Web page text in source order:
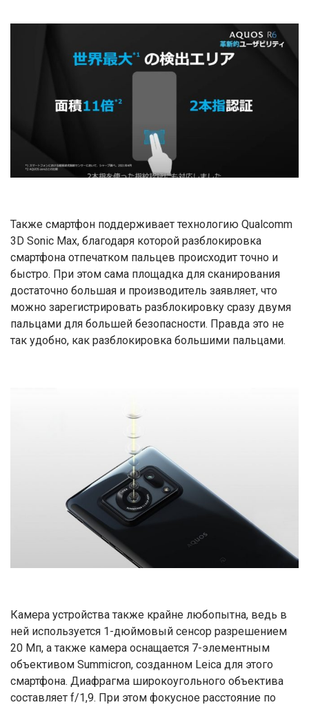
Также смартфон поддерживает технологию Qualcomm
3D Sonic Max, благодаря которой разблокировка
смартфона отпечатком пальцев происходит точно и
быстро. При этом сама площадка для сканирования
достаточно большая и производитель заявляет, что
можно зарегистрировать разблокировку сразу двумя
пальцами для большей безопасности. Правда это не
так удобно, как разблокировка большими пальцами.
Камера устройства также крайне любопытна, ведь в
ней используется 1-дюймовый сенсор разрешением
20 Мп, а также камера оснащается 7-элементным
объективом Summicron, созданном Leica для этого
смартфона. Диафрагма широкоугольного объектива
составляет f/1,9. При этом фокусное расстояние по